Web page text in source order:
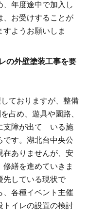
、年度途中で加入し
、お受けすることが
ようお願いしま
の外壁塗装工事を要
ておりますが、整備
占め、遊具や園路、
支障が出て いる施
です。湖北台中央公
在ありませんが、安
繕を進めていきま
先している現状で
、各種イベント主催
トイレの設置の検討